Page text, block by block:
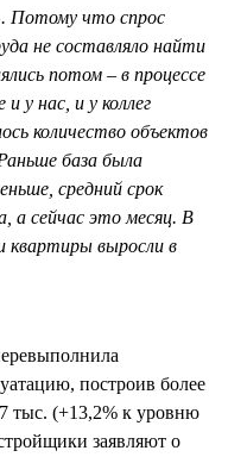
Потому что спрос
не составляло найти
потом – в процессе
у нас, и у коллег
количество объектов
база была
средний срок
а сейчас это месяц. В
квартиры выросли в
построив более
тыс. (+13,2% к уровню
заявляют о